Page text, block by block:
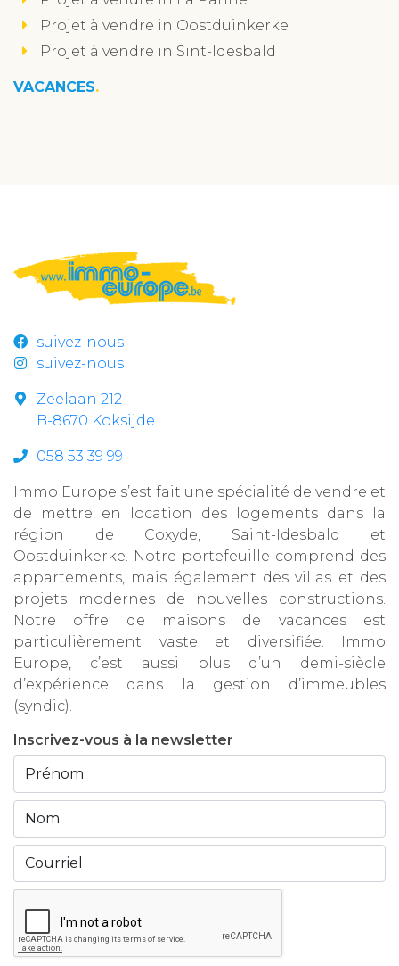
Projet à vendre in Oostduinkerke
Projet à vendre in Sint-Idesbald
VACANCES
suivez-nous
suivez-nous
Zeelaan 212
B-8670 Koksijde
058 53 39 99
Immo Europe s’est fait une spécialité de vendre et
de mettre en location des logements dans la
région de Coxyde, Saint-Idesbald et
Oostduinkerke. Notre portefeuille comprend des
appartements, mais également des villas et des
projets modernes de nouvelles constructions.
Notre offre de maisons de vacances est
particulièrement vaste et diversifiée. Immo
Europe, c’est aussi plus d’un demi-siècle
d’expérience dans la gestion d’immeubles
(syndic).
Inscrivez-vous à la newsletter